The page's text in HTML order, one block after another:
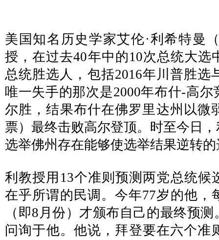
美国知名历史学家艾伦·利希特曼
授，在过去40年中的10次总统大选
总统胜选人，包括2016年川普胜选
唯一失手的那次是2000年布什-高
尔胜，结果布什在佛罗里达州以微
票）最终击败高尔登顶。时至今日
选举佛州存在能够使选举结果逆转
利教授用13个准则预测两党总统候
在乎所谓的民调。今年77岁的他，
（即8月份）才颁布自己的最终预
问询于他。他说，拜登要在六个准